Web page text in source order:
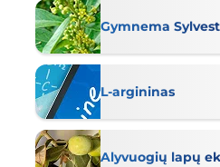
Gymnema
L-argininas
Alyvuogių lapų